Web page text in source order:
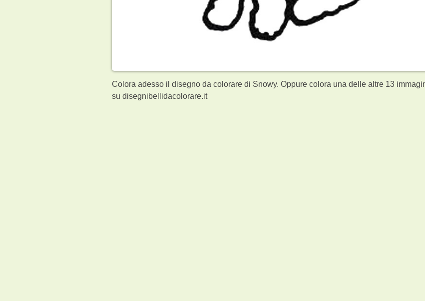
Colora adesso il disegno da colorare di Snowy. Oppure colora una delle altre 13
su disegnibellidacolorare.it